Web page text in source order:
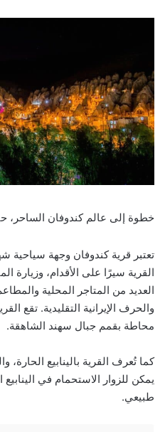
خطوة إلى عالم كندوفان الساحر،
تعتبر قرية كندوفان وجهة سياحية
القرية سيرًا على الأقدام، وزيارة
العديد من المتاجر المحلية
والحرف الإيرانية التقليدية. تقع
محاطة بقمم جبال سهند الشاهقة.
كما تُعرف القرية بالينابيع
يمكن للزوار الاستحمام في
طبيعي.